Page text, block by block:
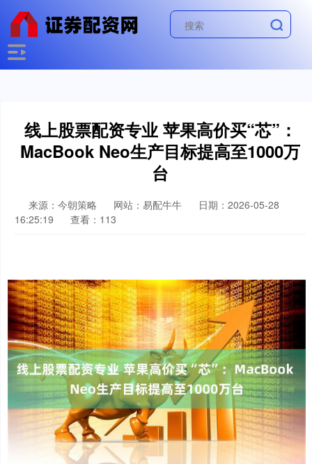
线上股票配资专业 苹果高价买“芯”：
MacBook Neo生产目标提高至1000万
台
来源：今朝策略 网站：易配牛牛
日期：2026-05-28
16:25:19
查看：113